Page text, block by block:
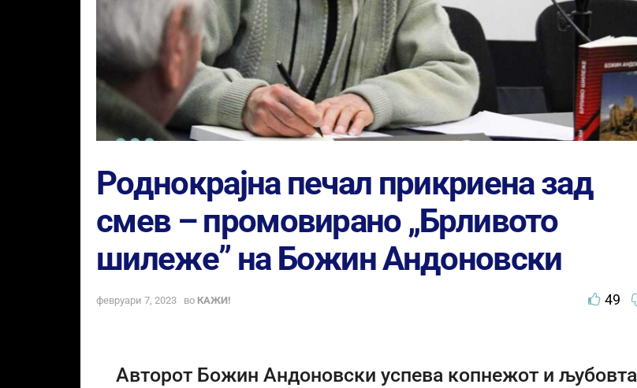
Роднокрајна печал прикриена зад
смев – промовирано „Брливото
шилеже” на Божин Андоновски
февруари 7, 2023 во КАЖИ! 49
Авторот Божин Андоновски успева копнежот и љубовта